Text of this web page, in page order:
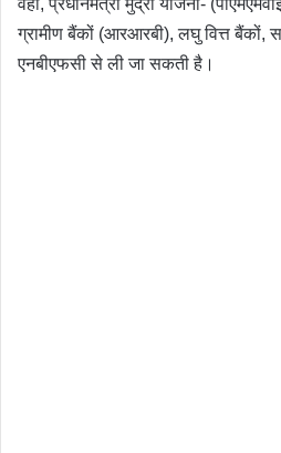
ग्रामीण बैंकों (आरआरबी), लघु वित्त
एनबीएफसी से ली जा सकती है।